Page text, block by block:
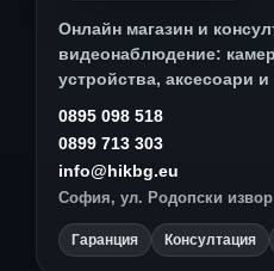
Онлайн магазин и
видеонаблюдение:
устройства, аксесоари
0895 098 518
0899 713 303
info@hikbg.eu
София, ул. Родопски извор
Гаранция Консултация